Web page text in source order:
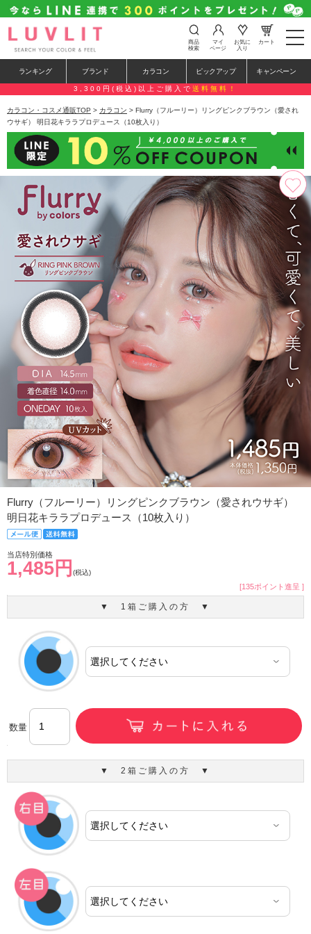
t
o
e
n
a
a
i
o
n
商品
検索
マイ
ページ
お気に
入り
カート
ランキング ブランド カラコン ピックアップ キャンペーン
3,300円(税込)以上ご購入で 送料無料！
カラコン・コスメ通販TOP > カラコン > Flurry（フルーリー）リングピンクブラウン（愛され
ウサギ） 明日花キララプロデュース（10枚入り）
Flurry（フルーリー）リングピンクブラウン（愛されウサギ）
明日花キララプロデュース（10枚入り）
当店特別価格
1,485円 (税込)
[135ポイント進呈 ]
▼ 1箱ご購入の方 ▼
数量
▼ 2箱ご購入の方 ▼